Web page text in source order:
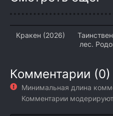
Кракен (2026)
лес.
Комментарии (0)
Минимальная длина
Комментарии